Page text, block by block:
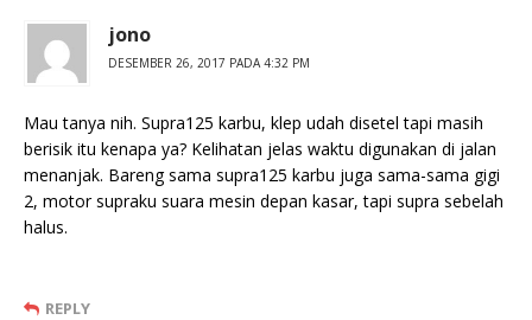
jono
DESEMBER 26, 2017 PADA 4:32 PM
Mau tanya nih. Supra125 karbu, klep udah disetel tapi masih
berisik itu kenapa ya? Kelihatan jelas waktu digunakan di jalan
menanjak. Bareng sama supra125 karbu juga sama-sama gigi
2, motor supraku suara mesin depan kasar, tapi supra sebelah
halus.
REPLY